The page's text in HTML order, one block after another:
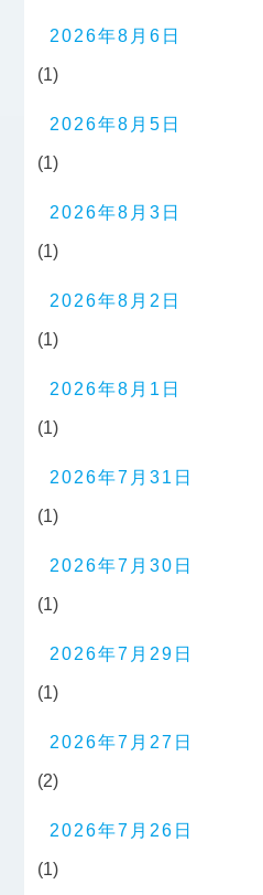
2026年8月6日
(1)
2026年8月5日
(1)
2026年8月3日
(1)
2026年8月2日
(1)
2026年8月1日
(1)
2026年7月31日
(1)
2026年7月30日
(1)
2026年7月29日
(1)
2026年7月27日
(2)
2026年7月26日
(1)